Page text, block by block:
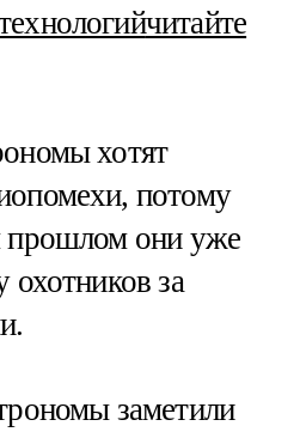
читайте
хотят
потому
прошлом они уже
охотников за
заметили